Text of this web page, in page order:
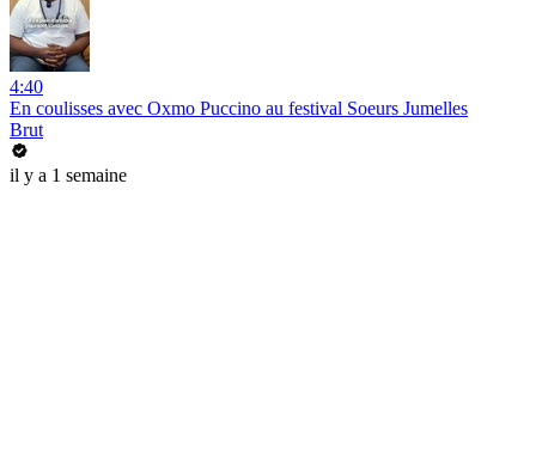
4:40
En coulisses avec Oxmo Puccino au festival Soeurs Jumelles
Brut
il y a 1 semaine